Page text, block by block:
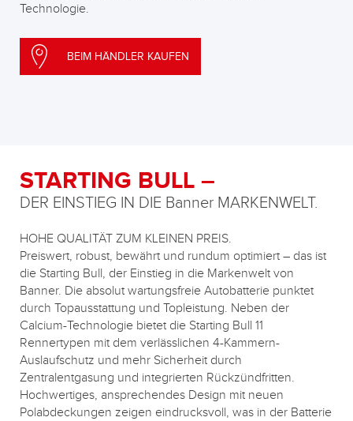
Technologie.
BEIM HÄNDLER KAUFEN
STARTING BULL –
DER EINSTIEG IN DIE Banner MARKENWELT.
HOHE QUALITÄT ZUM KLEINEN PREIS.
Preiswert, robust, bewährt und rundum optimiert – das ist
die Starting Bull, der Einstieg in die Markenwelt von
Banner. Die absolut wartungsfreie Autobatterie punktet
durch Topausstattung und Topleistung. Neben der
Calcium-Technologie bietet die Starting Bull 11
Rennertypen mit dem verlässlichen 4-Kammern-
Auslaufschutz und mehr Sicherheit durch
Zentralentgasung und integrierten Rückzündfritten.
Hochwertiges, ansprechendes Design mit neuen
Polabdeckungen zeigen eindrucksvoll, was in der Batterie